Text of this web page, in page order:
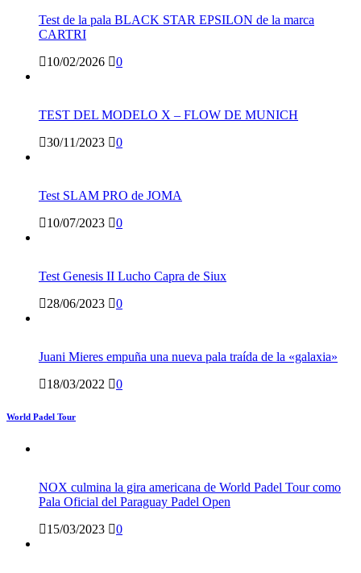
Test de la pala BLACK STAR EPSILON de la marca
CARTRI
10/02/2026
0
TEST DEL MODELO X – FLOW DE MUNICH
30/11/2023
0
Test SLAM PRO de JOMA
10/07/2023
0
Test Genesis II Lucho Capra de Siux
28/06/2023
0
Juani Mieres empuña una nueva pala traída de la «galaxia»
18/03/2022
0
World Padel Tour
NOX culmina la gira americana de World Padel Tour como
Pala Oficial del Paraguay Padel Open
15/03/2023
0